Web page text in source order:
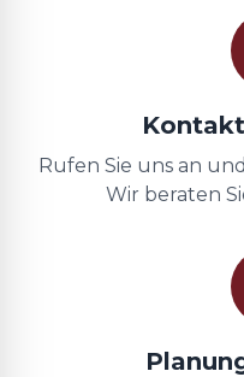
Rufen Sie uns an
Wir beraten